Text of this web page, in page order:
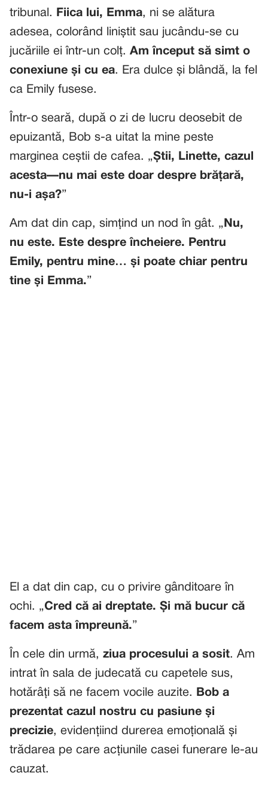
tribunal. Fiica lui, Emma, ni se alătura
adesea, colorând liniștit sau jucându-se cu
jucăriile ei într-un colț. Am început să simt o
conexiune și cu ea. Era dulce și blândă, la fel
ca Emily fusese.
Într-o seară, după o zi de lucru deosebit de
epuizantă, Bob s-a uitat la mine peste
marginea ceștii de cafea. „Știi, Linette, cazul
acesta—nu mai este doar despre brățară,
nu-i așa?”
Am dat din cap, simțind un nod în gât. „ Nu,
nu este. Este despre încheiere. Pentru
Emily, pentru mine… și poate chiar pentru
tine și Emma.”
El a dat din cap, cu o privire gânditoare în
ochi. „Cred că ai dreptate. Și mă bucur că
facem asta împreună.”
În cele din urmă, ziua procesului a sosit. Am
intrat în sala de judecată cu capetele sus,
hotărâți să ne facem vocile auzite.
Bob a
prezentat cazul nostru cu pasiune și
precizie, evidențiind durerea emoțională și
trădarea pe care acțiunile casei funerare le-au
cauzat.